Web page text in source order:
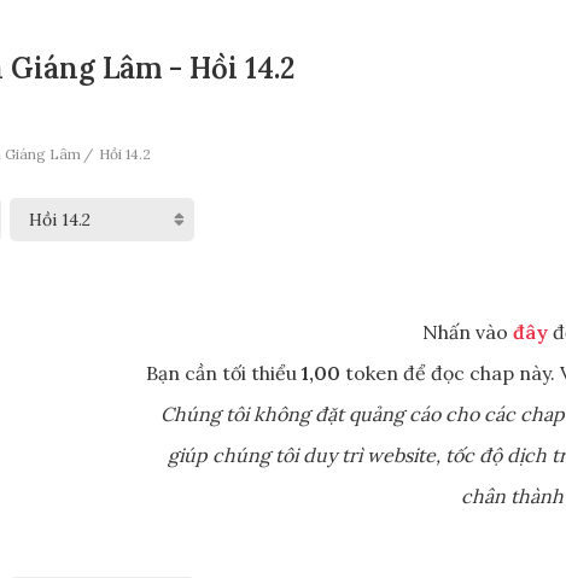
Lâm - Hồi 14.2
Giáng Lâm Hồi 14.2
Nhấn vào đây
Bạn cần tối thiểu 1,00 token để đọc chap này.
Chúng tôi không đặt quảng cáo cho các
giúp chúng tôi duy trì website, tốc độ dịch
chân